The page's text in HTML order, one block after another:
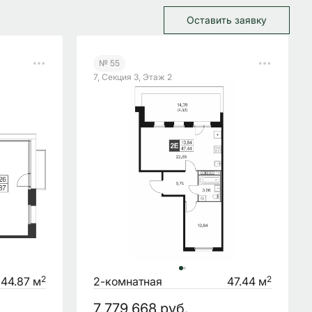
Оставить заявку
44.87 м2
№ 55
7, Секция 3, Этаж 2
2-комнатная 47.44 м2
7 779 668 руб.